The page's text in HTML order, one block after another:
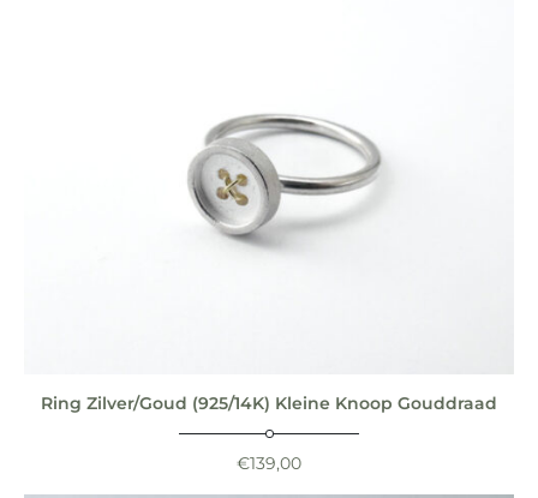
Ring Zilver/Goud (925/14K) Kleine Knoop Gouddraad
€139,00